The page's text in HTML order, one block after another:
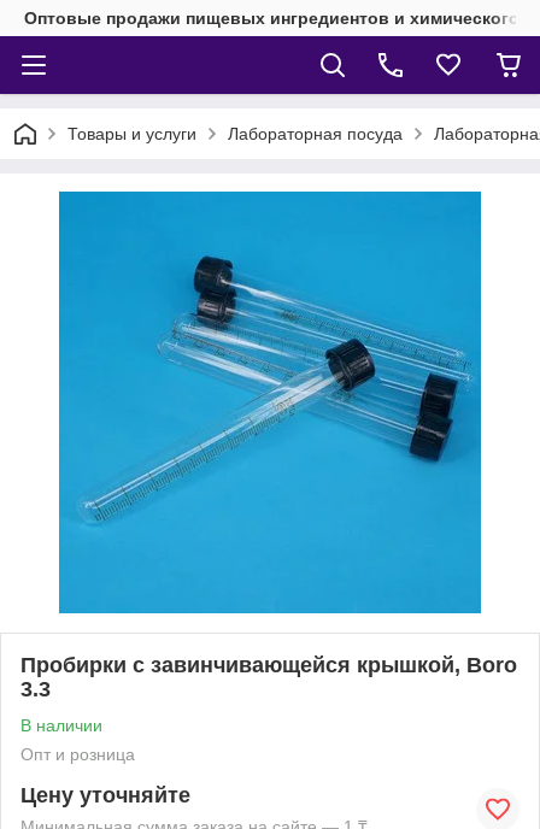
Оптовые продажи пищевых ингредиентов и химического
Товары и услуги Лабораторная посуда
Пробирки с завинчивающейся крышкой, Boro
3.3
В наличии
Опт и розница
Цену уточняйте